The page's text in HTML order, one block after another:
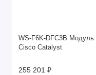
WS-F6K-DFC3B Модуль
Cisco Catalyst
255 201 ₽